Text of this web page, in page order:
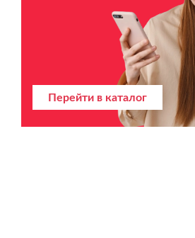
Перейти в каталог